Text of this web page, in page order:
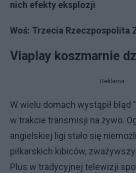
nich efekty eksplozji
Woś: Trzecia Rzeczpospolita
Viaplay koszmarnie
Reklama
W wielu domach wystąpił błąd
w trakcie transmisji na żywo.
angielskiej ligi stało się
piłkarskich kibiców, zważywszy
Plus w tradycyjnej telewizji